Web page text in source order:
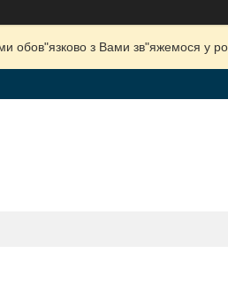
з Вами зв"яжемося у